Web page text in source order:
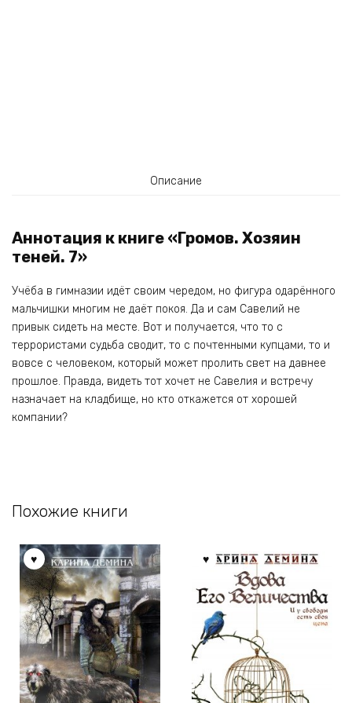
Описание
Аннотация к книге «Громов. Хозяин
теней. 7»
Учёба в гимназии идёт своим чередом, но фигура одарённого
мальчишки многим не даёт покоя. Да и сам Савелий не
привык сидеть на месте. Вот и получается, что то с
террористами судьба сводит, то с почтенными купцами, то и
вовсе с человеком, который может пролить свет на давнее
прошлое. Правда, видеть тот хочет не Савелия и встречу
назначает на кладбище, но кто откажется от хорошей
компании?
Похожие книги